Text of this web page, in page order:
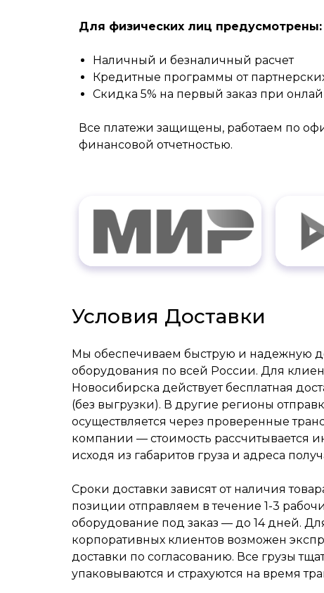
Для физических лиц предусмотрены:
Наличный и безналичный расчет
Кредитные программы от
Скидка 5% на первый заказ при
Все платежи защищены, работаем по
финансовой отчетностью.
Условия Доставки
Мы обеспечиваем быструю и надежную
оборудования по всей России. Для
Новосибирска действует бесплатная
(без выгрузки). В другие регионы
осуществляется через проверенные
компании — стоимость рассчитывается
исходя из габаритов груза и адреса
Сроки доставки зависят от наличия
позиции отправляем в течение 1-3
оборудование под заказ — до 14 дней.
корпоративных клиентов возможен
доставки по согласованию. Все грузы
упаковываются и страхуются на время